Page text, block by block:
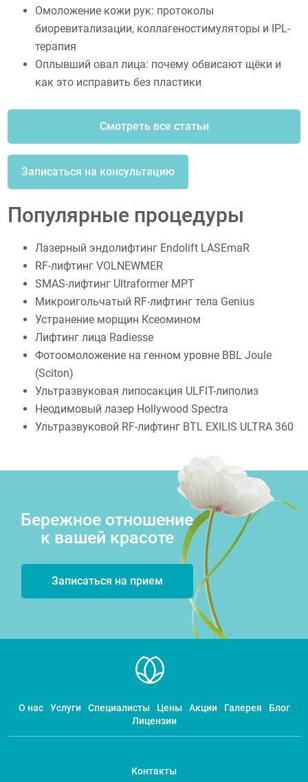
Омоложение кожи рук: протоколы
биоревитализации, коллагеностимуляторы и IPL-
терапия
Оплывший овал лица: почему обвисают щёки и
как это исправить без пластики
Смотреть все статьи
Записаться на консультацию
Популярные процедуры
Лазерный эндолифтинг Endolift LASEmaR
RF-лифтинг VOLNEWMER
SMAS-лифтинг Ultraformer MPT
Микроигольчатый RF-лифтинг тела Genius
Устранение морщин Ксеомином
Лифтинг лица Radiesse
Фотоомоложение на генном уровне BBL Joule
(Sciton)
Ультразвуковая липосакция ULFIT-липолиз
Неодимовый лазер Hollywood Spectra
Ультразвуковой RF-лифтинг BTL EXILIS ULTRA 360
Бережное отношение
к вашей красоте
Записаться на прием
О нас Услуги Специалисты Цены Акции Галерея
Блог
Лицензии
Контакты